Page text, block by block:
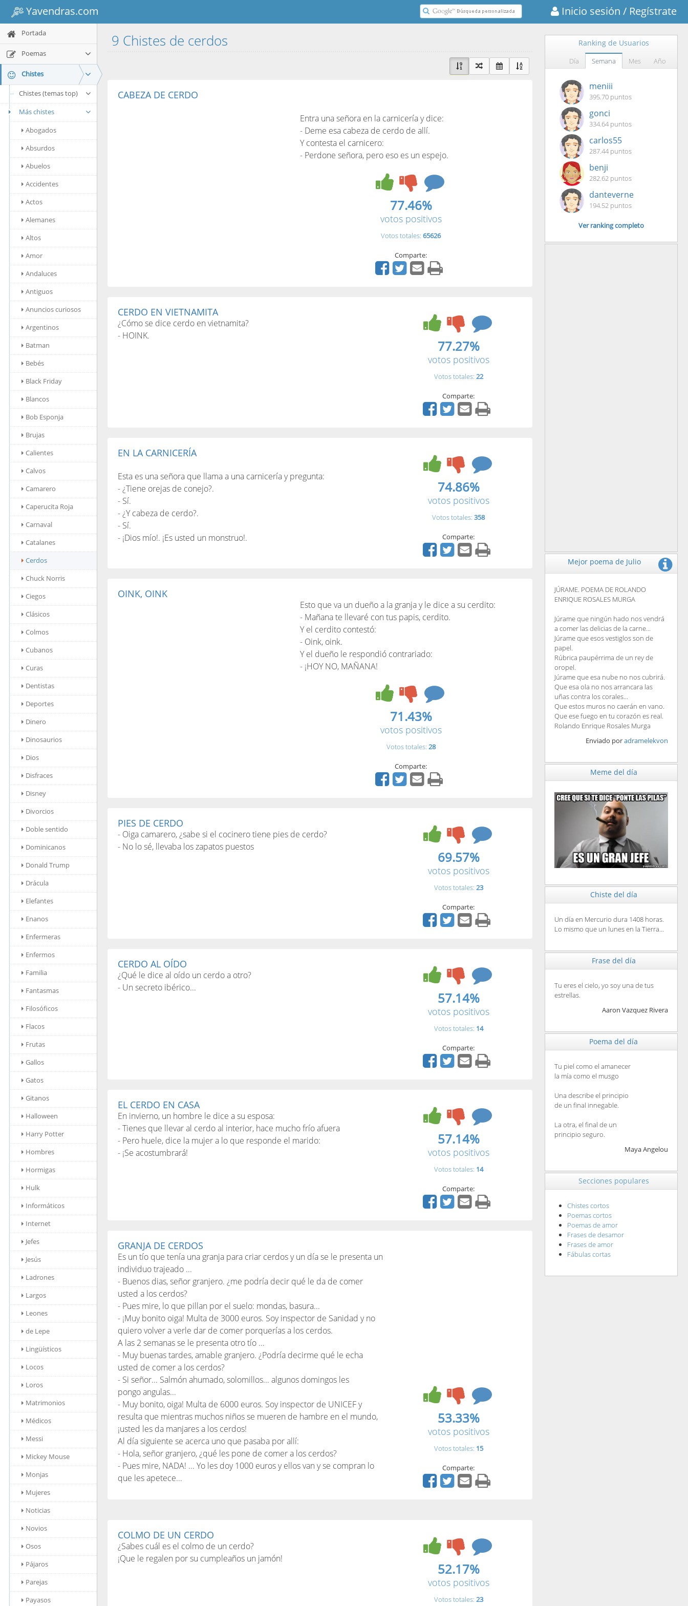
Yavendras.com Inicio sesión / Regístrate
Portada
Poemas
Chistes
Chistes (temas top)
Más chistes
Abogados
Absurdos
Abuelos
Accidentes
Actos
Alemanes
Altos
Amor
Andaluces
Antiguos
Anuncios curiosos
Argentinos
Batman
Bebés
Black Friday
Blancos
Bob Esponja
Brujas
Calientes
Calvos
Camarero
Caperucita Roja
Carnaval
Catalanes
Cerdos
Chuck Norris
Ciegos
Clásicos
Colmos
Cubanos
Curas
Dentistas
Deportes
Dinero
Dinosaurios
Dios
Disfraces
Disney
Divorcios
Doble sentido
Dominicanos
Donald Trump
Drácula
Elefantes
Enanos
Enfermeras
Enfermos
Familia
Fantasmas
Filosóficos
Flacos
Frutas
Gallos
Gatos
Gitanos
Halloween
Harry Potter
Hombres
Hormigas
Hulk
Informáticos
Internet
Jefes
Jesús
Ladrones
Largos
Leones
de Lepe
Lingüísticos
Locos
Loros
Matrimonios
Médicos
Messi
Mickey Mouse
Monjas
Mujeres
Noticias
Novios
Osos
Pájaros
Parejas
Payasos
9 Chistes de cerdos
CABEZA DE CERDO
Entra una señora en la carnicería y dice:
- Deme esa cabeza de cerdo de allí.
Y contesta el carnicero:
- Perdone señora, pero eso es un espejo.
77.46%
votos positivos
Votos totales:65626
Comparte:
CERDO EN VIETNAMITA
¿Cómo se dice cerdo en vietnamita?
- HOINK.
77.27%
votos positivos
Votos totales: 22
Comparte:
EN LA CARNICERÍA
Esta es una señora que llama a una carnicería y pregunta:
- ¿Tiene orejas de conejo?.
- Sí.
- ¿Y cabeza de cerdo?.
- Sí.
- ¡Dios mío!. ¡Es usted un monstruo!.
74.86%
votos positivos
Votos totales: 358
Comparte:
OINK, OINK
Esto que va un dueño a la granja y le dice a su cerdito:
- Mañana te llevaré con tus papis, cerdito.
Y el cerdito contestó:
- Oink, oink.
Y el dueño le respondió contrariado:
- ¡HOY NO, MAÑANA!
71.43%
votos positivos
Votos totales: 28
Comparte:
PIES DE CERDO
- Oiga camarero, ¿sabe si el cocinero tiene pies de cerdo?
- No lo sé, llevaba los zapatos puestos
69.57%
votos positivos
Votos totales: 23
Comparte:
CERDO AL OÍDO
¿Qué le dice al oído un cerdo a otro?
- Un secreto ibérico...
57.14%
votos positivos
Votos totales: 14
Comparte:
EL CERDO EN CASA
En invierno, un hombre le dice a su esposa:
- Tienes que llevar al cerdo al interior, hace mucho frío afuera
- Pero huele, dice la mujer a lo que responde el marido:
- ¡Se acostumbrará!
57.14%
votos positivos
Votos totales: 14
Comparte:
GRANJA DE CERDOS
Es un tío que tenía una granja para criar cerdos y un día se le presenta un
individuo trajeado ...
- Buenos dias, señor granjero. ¿me podría decir qué le da de comer
usted a los cerdos?
- Pues mire, lo que pillan por el suelo: mondas, basura...
- ¡Muy bonito oiga! Multa de 3000 euros. Soy inspector de Sanidad y no
quiero volver a verle dar de comer porquerías a los cerdos.
A las 2 semanas se le presenta otro tío ...
- Muy buenas tardes, amable granjero. ¿Podría decirme qué le echa
usted de comer a los cerdos?
- Si señor... Salmón ahumado, solomillos... algunos domingos les
pongo angulas...
- Muy bonito, oiga! Multa de 6000 euros. Soy inspector de UNICEF y
resulta que mientras muchos niños se mueren de hambre en el mundo,
¡usted les da manjares a los cerdos!
Al día siguiente se acerca uno que pasaba por allí:
- Hola, señor granjero, ¿qué les pone de comer a los cerdos?
- Pues mire, NADA! ... Yo les doy 1000 euros y ellos van y se compran lo
que les apetece...
53.33%
votos positivos
Votos totales: 15
Comparte:
COLMO DE UN CERDO
¿Sabes cuál es el colmo de un cerdo?
¡Que le regalen por su cumpleaños un jamón!
52.17%
votos positivos
Votos totales: 23
Ranking de Usuarios
Día Semana Mes Año
meniii
395.70 puntos
gonci
334.64 puntos
carlos55
287.44 puntos
benji
282.62 puntos
danteverne
194.52 puntos
Ver ranking completo
Mejor poema de Julio
JÚRAME. POEMA DE ROLANDO
ENRIQUE ROSALES MURGA
Júrame que ningún hado nos vendrá
a comer las delicias de la carne...
Júrame que esos vestiglos son de
papel.
Rúbrica paupérrima de un rey de
oropel.
Júrame que esa nube no nos cubrirá.
Que esa ola no nos arrancara las
uñas contra los corales...
Que estos muros no caerán en vano.
Que ese fuego en tu corazón es real.
Rolando Enrique Rosales Murga
Enviado poradramelekvon
Meme del día
Chiste del día
Un día en Mercurio dura 1408 horas.
Lo mismo que un lunes en la Tierra...
Frase del día
Tu eres el cielo, yo soy una de tus
estrellas.
Aaron Vazquez Rivera
Poema del día
Tu piel como el amanecer
la mía como el musgo
Una describe el principio
de un final innegable.
La otra, el final de un
principio seguro.
Maya Angelou
Secciones populares
Chistes cortos
Poemas cortos
Poemas de amor
Frases de desamor
Frases de amor
Fábulas cortas